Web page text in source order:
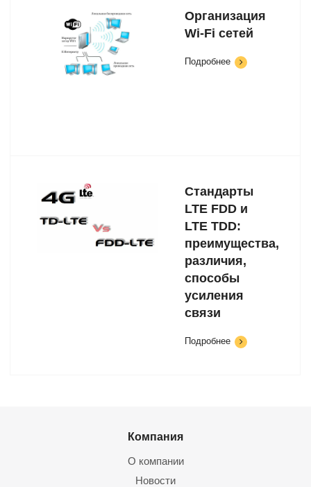
Организация
Wi-Fi сетей
Подробнее
Стандарты
LTE FDD и
LTE TDD:
преимущества,
различия,
способы
усиления
связи
Подробнее
Компания
О компании
Новости